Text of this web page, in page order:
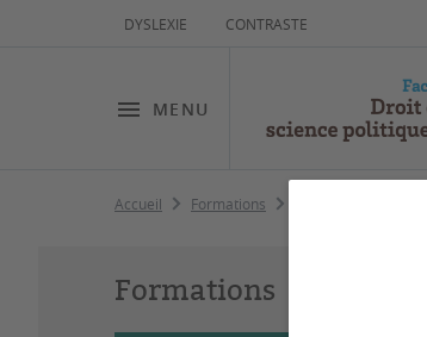
DYSLEXIE CONTRASTE
MENU
Accueil Formations
Formations